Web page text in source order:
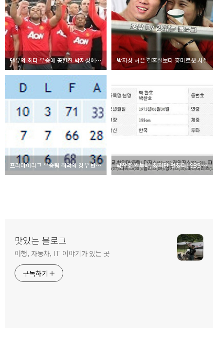
맨유의 최다 우승에 공헌한 박지성에 대한 평가 "저평가하면 안돼!" 박지성 허은 결혼설보다 흥미로운 사실
프리미어리그 우승팀 최악의 경우 반칙 횟수로 결정 박찬호 완투패, 졌지만 멋졌다! SBS CNBC 해설은 꽝
맛있는 블로그
여행, 자동차, IT 이야기가 있는 곳
구독하기